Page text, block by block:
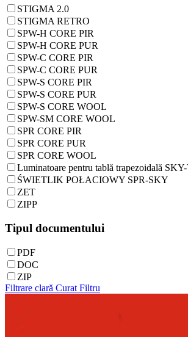
STIGMA 2.0
STIGMA RETRO
SPW-H CORE PIR
SPW-H CORE PUR
SPW-C CORE PIR
SPW-C CORE PUR
SPW-S CORE PIR
SPW-S CORE PUR
SPW-S CORE WOOL
SPW-SM CORE WOOL
SPR CORE PIR
SPR CORE PUR
SPR CORE WOOL
Luminatoare pentru tablă trapezoidală
ŚWIETLIK POŁACIOWY SPR-SKY
ZET
ZIPP
Tipul documentului
PDF
DOC
ZIP
Filtrare clară Curat Filtru